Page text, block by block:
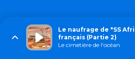
Le naufrage de "SS
français (Partie 2)
Le cimetière de l'océan